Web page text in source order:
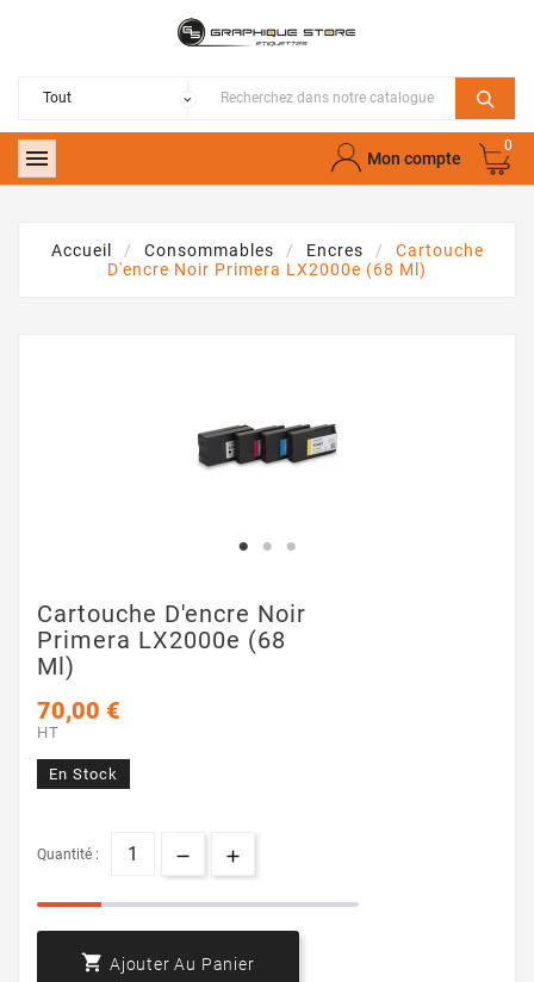
 Mon compte
0
Accueil Consommables Encres
Cartouche
D'encre Noir Primera LX2000e (68 Ml)
Cartouche D'encre Noir
Primera LX2000e (68
Ml)
70,00 €
HT
En Stock
Quantité :
 Ajouter Au Panier